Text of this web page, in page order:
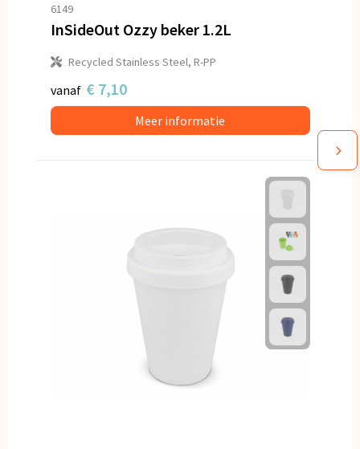
6149
InSideOut Ozzy beker 1.2L
Recycled Stainless Steel, R-PP
vanaf € 7,10
Meer informatie